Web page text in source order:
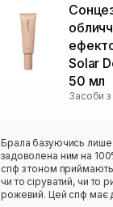
Solar
50 мл
Засоби з
Брала базуючись лише
задоволена ним на
спф з тоном приймають
чи то сіруватий, чи то
рожевий. Цей спф має